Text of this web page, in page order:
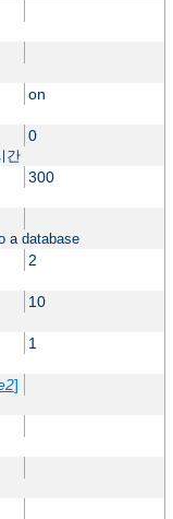
on
0
간
300
a database
2
10
1
]